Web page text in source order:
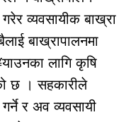
व्यवसायीक बाख्रा
बाख्रापालनमा
लागि कृषि
छ । सहकारीले
र अव व्यवसायी